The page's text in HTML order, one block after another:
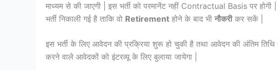
माध्यम से की जाएगी | इस भर्ती को परमानेंट नहीं Contractual Basis पर होगी
भर्ती निकाली गई है ताकि वो Retirement होने के बाद भी नौकरीकर सकें |
इस भर्ती के लिए आवेदन की प्रक्रिया शुरू हो चुकी है तथा आवेदन की अंतिम तिथि
करने वाले आवेदकों को इंटरव्यू के लिए बुलाया जायेगा |